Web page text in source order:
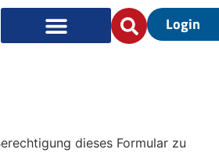
Login
dieses Formular zu